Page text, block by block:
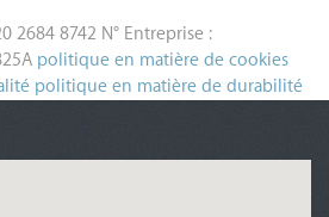
2684 8742 N° Entreprise :
politique en matière de cookies
politique en matière de durabilité